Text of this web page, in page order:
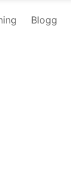
Blogg